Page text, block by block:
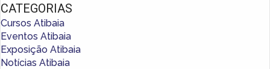
CATEGORIAS
Cursos Atibaia
Eventos Atibaia
Exposição Atibaia
Notícias Atibaia